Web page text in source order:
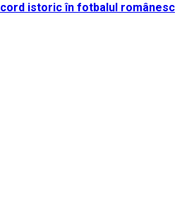
istoric în fotbalul românesc